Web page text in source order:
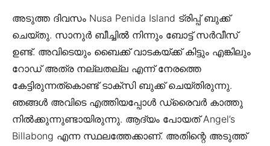
അടുത്ത ദിവസം Nusa Penida Island ട്രിപ്പ്‌ ബുക്ക്‌
ചെയ്തു. സാനുര്‍ ബീച്ചില്‍ നിന്നും ബോട്ട് സര്‍വീസ്
ഉണ്ട്. അവിടെയും ബൈക്ക് വാടകയ്ക്ക് കിട്ടും എങ്കിലും
റോഡ്‌ അത്ര നല്ലതല്ല എന്ന് നേരത്തെ
കേട്ടിരുന്നത്കൊണ്ട് ടാക്സി ബുക്ക്‌ ചെയ്തിരുന്നു.
ഞങ്ങള്‍ അവിടെ എത്തിയപ്പോള്‍ ഡ്രൈവര്‍ കാത്തു
നില്‍ക്കുന്നുണ്ടായിരുന്നു. ആദ്യം പോയത് Angel’s
Billabong എന്ന സ്ഥലത്തേക്കാണ്‌. അതിന്റെ അടുത്ത്